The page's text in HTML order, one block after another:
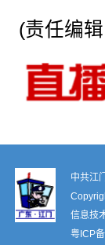
(责任编
中共江
信息技
粤ICP